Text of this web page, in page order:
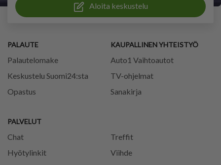
Aloita keskustelu
PALAUTE
Palautelomake
Keskustelu Suomi24:sta
Opastus
PALVELUT
Chat
Treffit
Hyötylinkit
Viihde
KAUPALLINEN YHTEISTYÖ
Auto1 Vaihtoautot
TV-ohjelmat
Sanakirja